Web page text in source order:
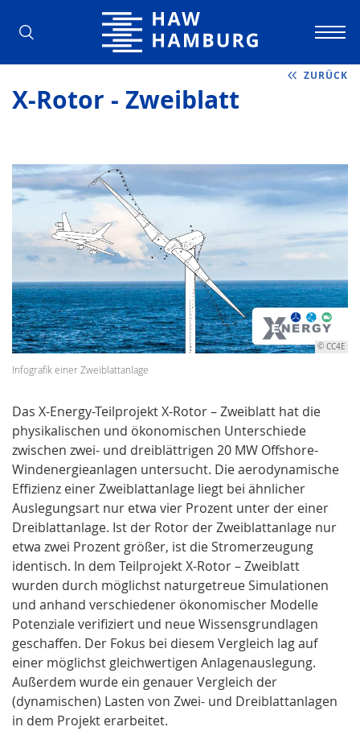
Hochschule für Angewandte
ZURÜCK
X-Rotor - Zweiblatt
© CC4E
Infografik einer Zweiblattanlage
Das X-Energy-Teilprojekt X-Rotor – Zweiblatt hat die
physikalischen und ökonomischen Unterschiede
zwischen zwei- und dreiblättrigen 20 MW Offshore-
Windenergieanlagen untersucht. Die aerodynamische
Effizienz einer Zweiblattanlage liegt bei ähnlicher
Auslegungsart nur etwa vier Prozent unter der einer
Dreiblattanlage. Ist der Rotor der Zweiblattanlage nur
etwa zwei Prozent größer, ist die Stromerzeugung
identisch. In dem Teilprojekt X-Rotor – Zweiblatt
wurden durch möglichst naturgetreue Simulationen
und anhand verschiedener ökonomischer Modelle
Potenziale verifiziert und neue Wissensgrundlagen
geschaffen. Der Fokus bei diesem Vergleich lag auf
einer möglichst gleichwertigen Anlagenauslegung.
Außerdem wurde ein genauer Vergleich der
(dynamischen) Lasten von Zwei- und Dreiblattanlagen
in dem Projekt erarbeitet.